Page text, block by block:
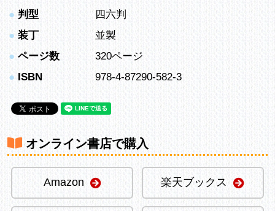
● 判型
四六判
● 装丁
並製
● ページ数
320ページ
● ISBN 978-4-87290-582-3
オンライン書店で購入
Amazon 楽天ブックス